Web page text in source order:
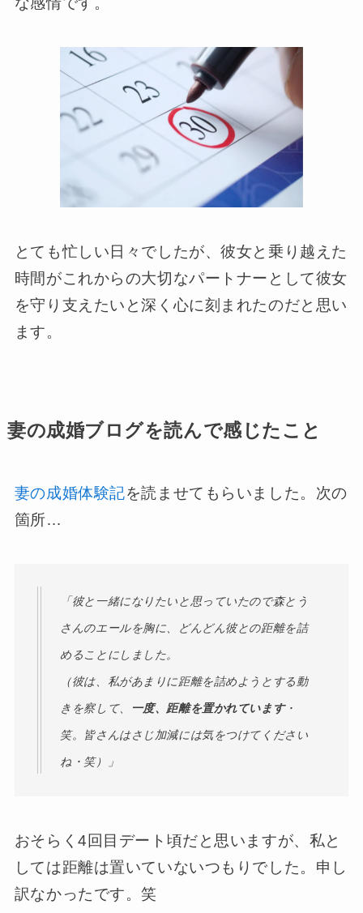
とても忙しい日々でしたが、彼女と乗り越えた
時間がこれからの大切なパートナーとして彼女
を守り支えたいと深く心に刻まれたのだと思い
ます。
妻の成婚ブログを読んで感じたこと
妻の成婚体験記を読ませてもらいました。次の
箇所…
「彼と一緒になりたいと思っていたので森とう
さんのエールを胸に、どんどん彼との距離を詰
めることにしました。
（彼は、私があまりに距離を詰めようとする動
きを察して、 一度、距離を置かれています・
笑。皆さんはさじ加減には気をつけてください
ね・笑）」
おそらく4回目デート頃だと思いますが、私と
しては距離は置いていないつもりでした。申し
訳なかったです。笑